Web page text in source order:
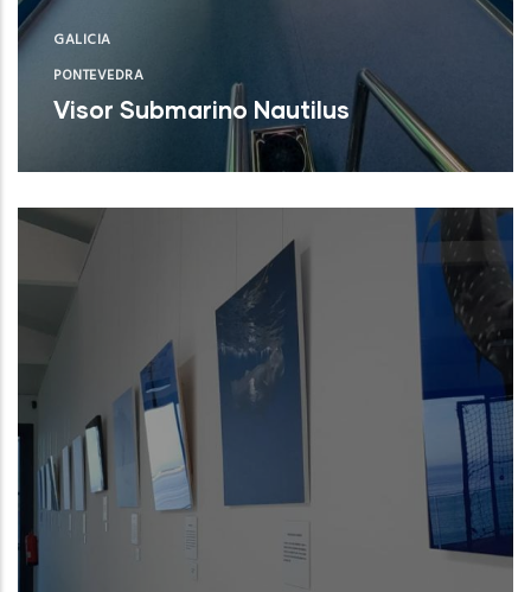
GALICIA
PONTEVEDRA
Visor Submarino Nautilus
Autoridad Portuaria de Vigo (Pontevedra)
NUEVO